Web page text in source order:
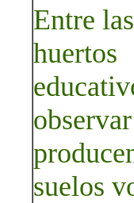
Entre
suelos